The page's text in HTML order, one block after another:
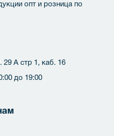
опт и розница по
29 А стр 1, каб. 16
до 19:00